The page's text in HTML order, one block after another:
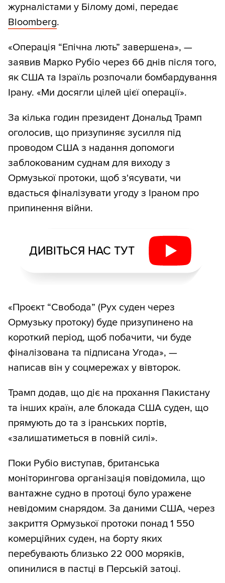
журналістами у Білому домі, передає
Bloomberg.
«Операція “Епічна лють” завершена», —
заявив Марко Рубіо через 66 днів після того,
як США та Ізраїль розпочали бомбардування
Ірану. «Ми досягли цілей цієї операції».
За кілька годин президент Дональд Трамп
оголосив, що призупиняє зусилля під
проводом США з надання допомоги
заблокованим суднам для виходу з
Ормузької протоки, щоб з'ясувати, чи
вдасться фіналізувати угоду з Іраном про
припинення війни.
ДИВІТЬСЯ НАС ТУТ
«Проєкт “Свобода” (Рух суден через
Ормузьку протоку) буде призупинено на
короткий період, щоб побачити, чи буде
фіналізована та підписана Угода», —
написав він у соцмережах у вівторок.
Трамп додав, що діє на прохання Пакистану
та інших країн, але блокада США суден, що
прямують до та з іранських портів,
«залишатиметься в повній силі».
Поки Рубіо виступав, британська
моніторингова організація повідомила, що
вантажне судно в протоці було уражене
невідомим снарядом. За даними США, через
закриття Ормузької протоки понад 1 550
комерційних суден, на борту яких
перебувають близько 22 000 моряків,
опинилися в пастці в Перській затоці.